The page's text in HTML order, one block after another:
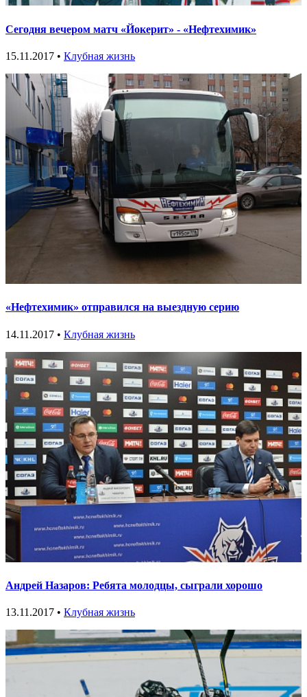
Сегодня вечером матч «Йокерит» - «Нефтехимик»
15.11.2017 • Клубная жизнь
«Нефтехимик» отправился на выездную серию
14.11.2017 • Клубная жизнь
Андрей Назаров: Ребята молодцы, сыграли хорошо
13.11.2017 • Клубная жизнь